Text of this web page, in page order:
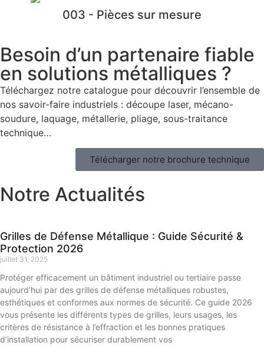
003 - Pièces sur mesure
Besoin d’un partenaire fiable
en solutions métalliques ?
Téléchargez notre catalogue pour découvrir l’ensemble de
nos savoir-faire industriels : découpe laser, mécano-
soudure, laquage, métallerie, pliage, sous-traitance
technique…
Télécharger notre brochure technique
Notre Actualités
Grilles de Défense Métallique : Guide Sécurité &
Protection 2026
juillet 31, 2025
Protéger efficacement un bâtiment industriel ou tertiaire passe
aujourd’hui par des grilles de défense métalliques robustes,
esthétiques et conformes aux normes de sécurité. Ce guide 2026
vous présente les différents types de grilles, leurs usages, les
critères de résistance à l’effraction et les bonnes pratiques
d’installation pour sécuriser durablement vos